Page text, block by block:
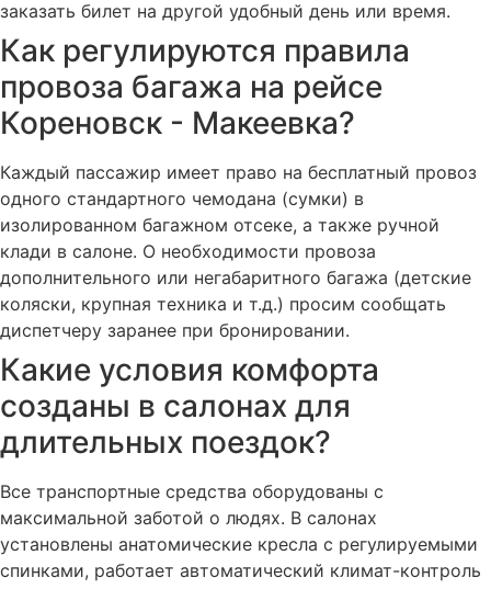
заказать билет на другой удобный день или время.
Как регулируются правила
провоза багажа на рейсе
Кореновск - Макеевка?
Каждый пассажир имеет право на бесплатный провоз
одного стандартного чемодана (сумки) в
изолированном багажном отсеке, а также ручной
клади в салоне. О необходимости провоза
дополнительного или негабаритного багажа (детские
коляски, крупная техника и т.д.) просим сообщать
диспетчеру заранее при бронировании.
Какие условия комфорта
созданы в салонах для
длительных поездок?
Все транспортные средства оборудованы с
максимальной заботой о людях. В салонах
установлены анатомические кресла с регулируемыми
спинками, работает автоматический климат-контроль